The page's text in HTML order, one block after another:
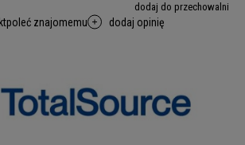
dodaj do przechowalni
poleć znajomemu dodaj opinię